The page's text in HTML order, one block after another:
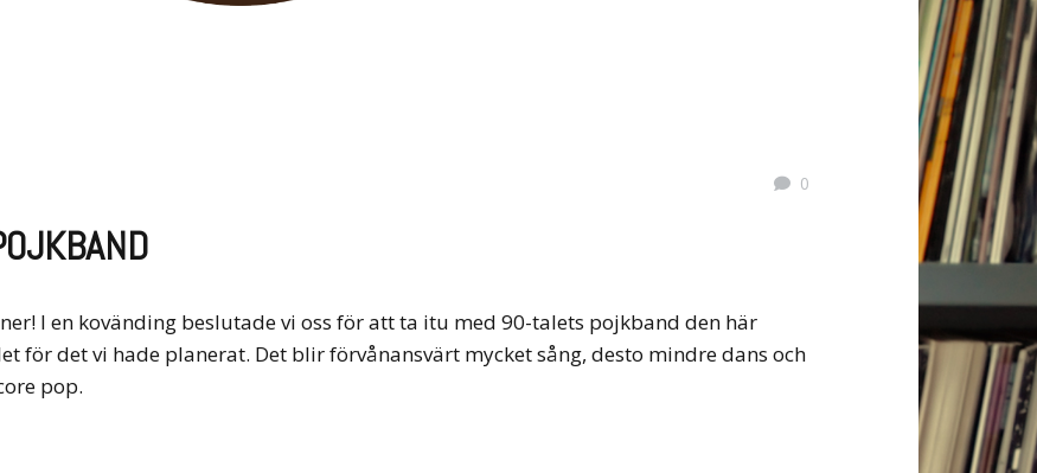
0
I en kovänding beslutade vi oss för att ta itu med 90-talets pojkband den här
för det vi hade planerat. Det blir förvånansvärt mycket sång, desto mindre dans och
pop.